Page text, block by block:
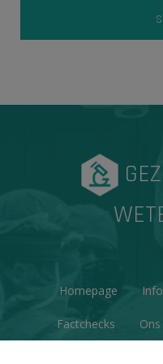
Homepage
Factchecks